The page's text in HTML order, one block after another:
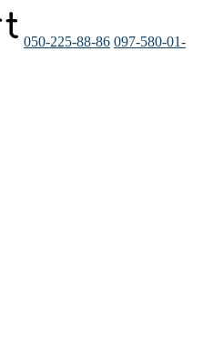
050-225-88-86 097-580-01-